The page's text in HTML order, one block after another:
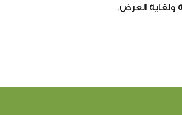
ولغاية العرض.